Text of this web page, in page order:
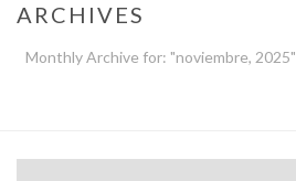
ARCHIVES
Monthly Archive for: "noviembre, 2025"